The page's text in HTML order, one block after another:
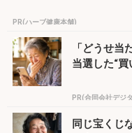
PR(ハーブ健康本舗)
「どうせ
当選した“
PR(合同会社デジ
同じ宝くじ